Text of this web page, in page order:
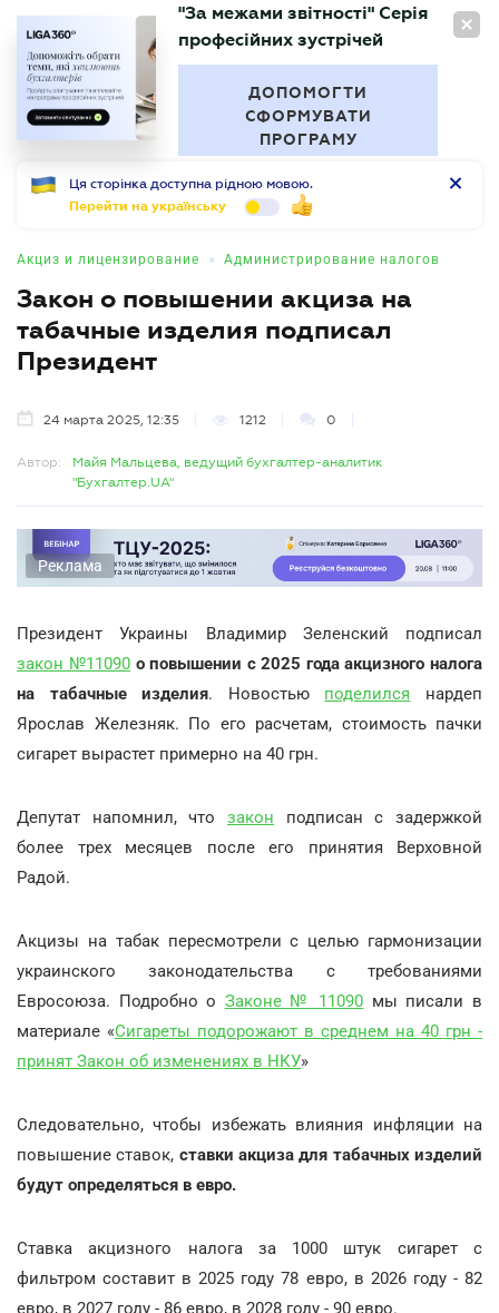
RU
БУХГАЛТЕР
"За межами звітності" Серія
професійних зустрічей
ДОПОМОГТИ
СФОРМУВАТИ
ПРОГРАМУ
Ця сторінка доступна рідною мовою.
Перейти на українську
Акциз и лицензирование • Администрирование налогов
Закон о повышении акциза на
табачные изделия подписал
Президент
24 марта 2025, 12:35 1212 0
Автор:
Майя Мальцева, ведущий бухгалтер-аналитик
"Бухгалтер.UA"
Реклама
Президент Украины Владимир Зеленский подписал
закон №11090 о повышении с 2025 года акцизного налога
на табачные изделия. Новостью поделился нардеп
Ярослав Железняк. По его расчетам, стоимость пачки
сигарет вырастет примерно на 40 грн.
Депутат напомнил, что закон подписан с задержкой
более трех месяцев после его принятия Верховной
Радой.
Акцизы на табак пересмотрели с целью гармонизации
украинского законодательства с требованиями
Евросоюза. Подробно о Законе № 11090 мы писали в
материале «Сигареты подорожают в среднем на 40 грн -
принят Закон об изменениях в НКУ»
Следовательно, чтобы избежать влияния инфляции на
повышение ставок, ставки акциза для табачных изделий
будут определяться в евро.
Ставка акцизного налога за 1000 штук сигарет с
фильтром составит в 2025 году 78 евро, в 2026 году - 82
евро, в 2027 году - 86 евро, в 2028 году - 90 евро.